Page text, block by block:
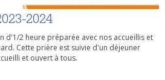
2024
d'1/2 heure préparée avec nos accueillis et
Cette prière est suivie d'un déjeuner
et ouvert à tous.